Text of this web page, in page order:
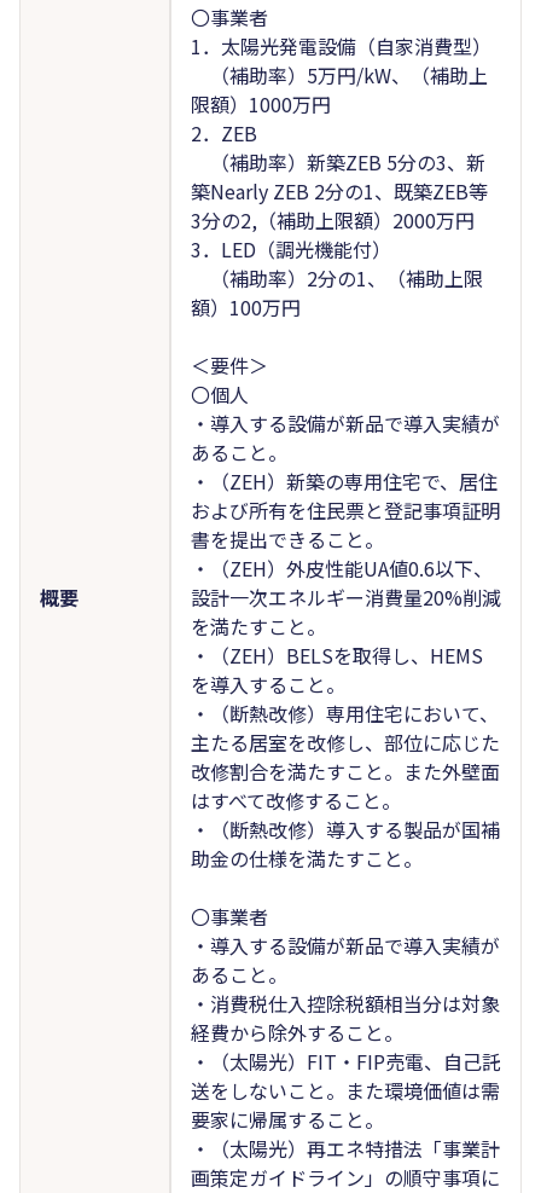
概要
〇事業者
1．太陽光発電設備（自家消費型）
（補助率）5万円/kW、（補助上
限額）1000万円
2．ZEB
（補助率）新築ZEB 5分の3、新
築Nearly ZEB 2分の1、既築ZEB等
3分の2,（補助上限額）2000万円
3．LED（調光機能付）
（補助率）2分の1、（補助上限
額）100万円
＜要件＞
〇個人
・導入する設備が新品で導入実績が
あること。
・（ZEH）新築の専用住宅で、居住
および所有を住民票と登記事項証明
書を提出できること。
・（ZEH）外皮性能UA値0.6以下、
設計一次エネルギー消費量20%削減
を満たすこと。
・（ZEH）BELSを取得し、HEMS
を導入すること。
・（断熱改修）専用住宅において、
主たる居室を改修し、部位に応じた
改修割合を満たすこと。また外壁面
はすべて改修すること。
・（断熱改修）導入する製品が国補
助金の仕様を満たすこと。
〇事業者
・導入する設備が新品で導入実績が
あること。
・消費税仕入控除税額相当分は対象
経費から除外すること。
・（太陽光）FIT・FIP売電、自己託
送をしないこと。また環境価値は需
要家に帰属すること。
・（太陽光）再エネ特措法「事業計
画策定ガイドライン」の順守事項に